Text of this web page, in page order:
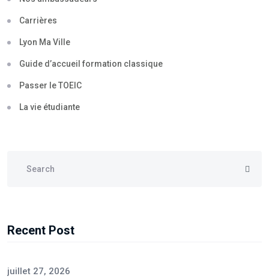
Carrières
Lyon Ma Ville
Guide d’accueil formation classique
Passer le TOEIC
La vie étudiante
Recent Post
juillet 27, 2026